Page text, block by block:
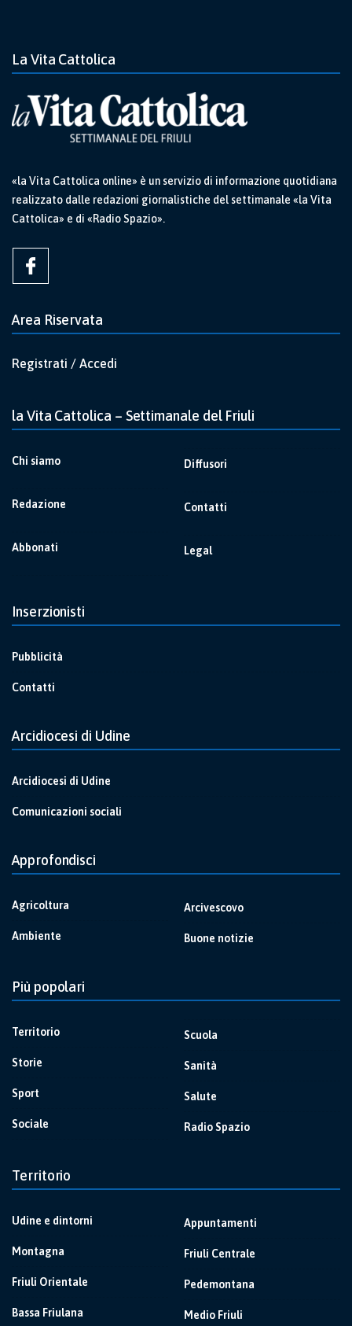
La Vita Cattolica
«la Vita Cattolica online» è un servizio di informazione quotidiana
realizzato dalle redazioni giornalistiche del settimanale «la Vita
Cattolica» e di «Radio Spazio».
Area Riservata
Registrati / Accedi
la Vita Cattolica – Settimanale del Friuli
Chi siamo
Redazione
Abbonati
Diffusori
Contatti
Legal
Inserzionisti
Pubblicità
Contatti
Arcidiocesi di Udine
Arcidiocesi di Udine
Comunicazioni sociali
Approfondisci
Agricoltura
Ambiente
Arcivescovo
Buone notizie
Più popolari
Territorio
Storie
Sport
Sociale
Scuola
Sanità
Salute
Radio Spazio
Territorio
Udine e dintorni
Montagna
Friuli Orientale
Bassa Friulana
Appuntamenti
Friuli Centrale
Pedemontana
Medio Friuli